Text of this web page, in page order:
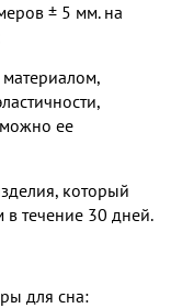
± 5 мм. на
ее
который
в течение 30 дней.
для сна: